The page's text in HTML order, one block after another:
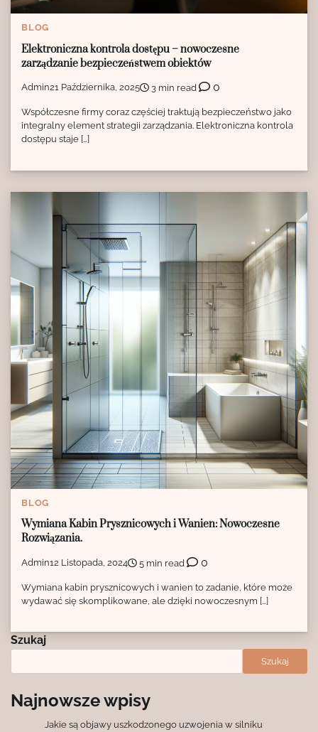
BLOG
Elektroniczna kontrola dostępu – nowoczesne
zarządzanie bezpieczeństwem obiektów
Admin21 Października, 2025 3 min read 0
Współczesne firmy coraz częściej traktują bezpieczeństwo jako
integralny element strategii zarządzania. Elektroniczna kontrola
dostępu staje […]
BLOG
Wymiana Kabin Prysznicowych i Wanien: Nowoczesne
Rozwiązania.
Admin12 Listopada, 2024 5 min read 0
Wymiana kabin prysznicowych i wanien to zadanie, które może
wydawać się skomplikowane, ale dzięki nowoczesnym […]
Szukaj
Szukaj
Najnowsze wpisy
Jakie są objawy uszkodzonego uzwojenia w silniku